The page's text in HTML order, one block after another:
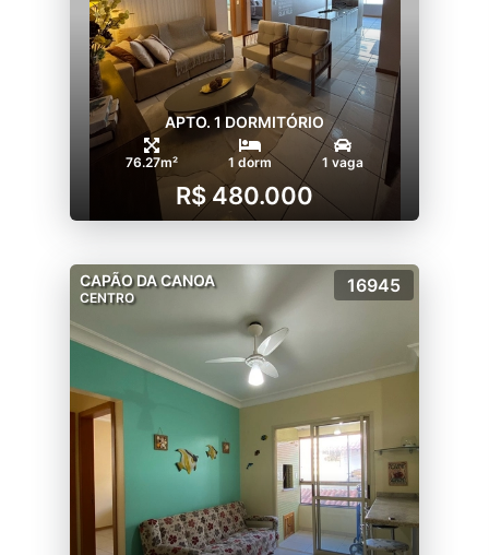
APTO. 1 DORMITÓRIO
76.27m² 1 dorm 1 vaga
R$ 480.000
CAPÃO DA CANOA
CENTRO
16945